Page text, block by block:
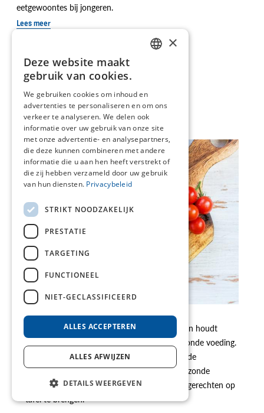
eetgewoontes bij jongeren.
Lees meer
Ontdek onze recepten
Elk recept is lekker en makkelijk te bereiden en houdt
rekening met de aanbevelingen voor een gezonde voeding.
De recepten zijn onderverdeeld in verschillende
categorieën. Ze helpen je op weg naar een gezonde
levensstijl en geven je inspiratie om gezonde gerechten op
tafel te brengen.
×
Deze website maakt
gebruik van cookies.
We gebruiken cookies om inhoud en
advertenties te personaliseren en om ons
verkeer te analyseren. We delen ook
informatie over uw gebruik van onze site
met onze advertentie- en analysepartners,
die deze kunnen combineren met andere
informatie die u aan hen heeft verstrekt of
die zij hebben verzameld door uw gebruik
van hun diensten. Privacybeleid
STRIKT NOODZAKELIJK
PRESTATIE
TARGETING
FUNCTIONEEL
NIET-GECLASSIFICEERD
ALLES ACCEPTEREN
ALLES AFWIJZEN
DETAILS WEERGEVEN